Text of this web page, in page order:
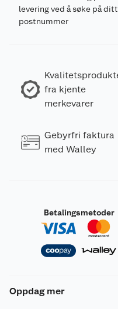
levering ved å søke på ditt
postnummer
fra kjente
merkevarer
Gebyrfri faktura
med Walley
Betalingsmetoder
Oppdag mer